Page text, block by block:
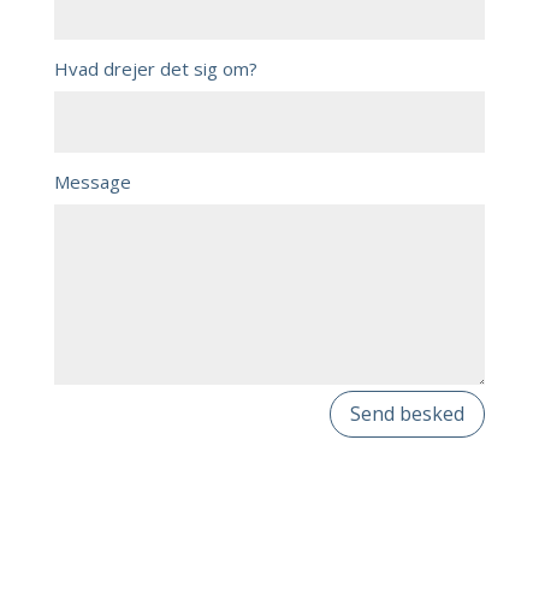
Hvad drejer det sig om?
Message
Send besked